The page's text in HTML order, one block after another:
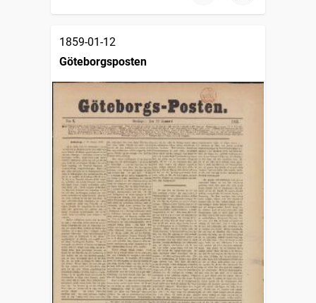
1859-01-12
Göteborgsposten